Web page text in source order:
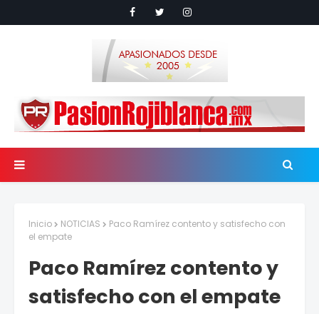
Inicio NOTICIAS
Paco Ramírez contento y satisfecho con
el empate
Paco Ramírez contento y
satisfecho con el empate